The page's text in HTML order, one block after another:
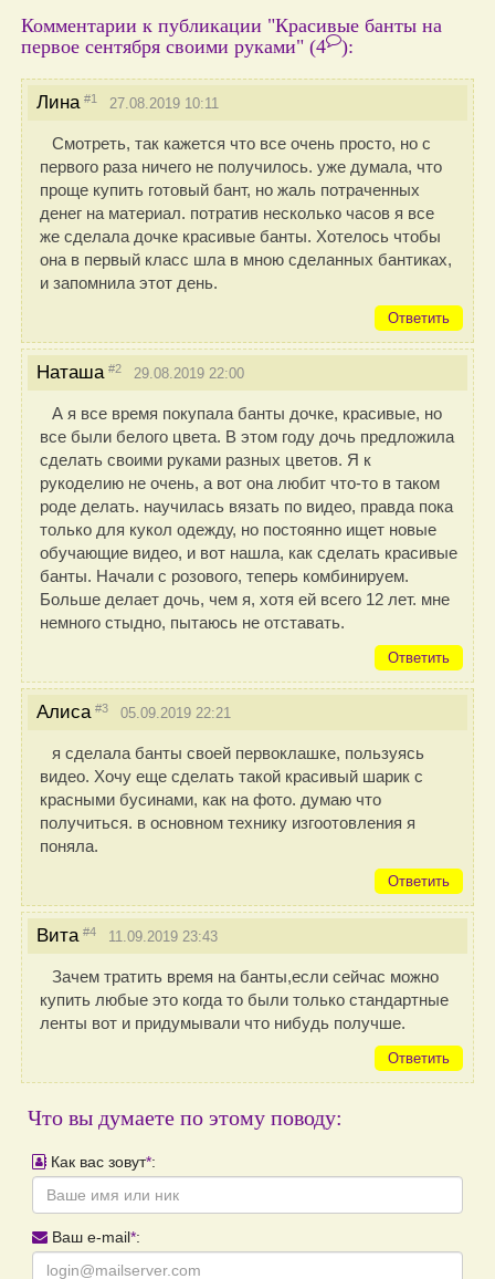
Комментарии к публикации "Красивые банты на
первое сентября своими руками" (4 ):
Лина #1 27.08.2019 10:11
Смотреть, так кажется что все очень просто, но с
первого раза ничего не получилось. уже думала, что
проще купить готовый бант, но жаль потраченных
денег на материал. потратив несколько часов я все
же сделала дочке красивые банты. Хотелось чтобы
она в первый класс шла в мною сделанных бантиках,
и запомнила этот день.
Ответить
Наташа #2 29.08.2019 22:00
А я все время покупала банты дочке, красивые, но
все были белого цвета. В этом году дочь предложила
сделать своими руками разных цветов. Я к
рукоделию не очень, а вот она любит что-то в таком
роде делать. научилась вязать по видео, правда пока
только для кукол одежду, но постоянно ищет новые
обучающие видео, и вот нашла, как сделать красивые
банты. Начали с розового, теперь комбинируем.
Больше делает дочь, чем я, хотя ей всего 12 лет. мне
немного стыдно, пытаюсь не отставать.
Ответить
Алиса #3 05.09.2019 22:21
я сделала банты своей первоклашке, пользуясь
видео. Хочу еще сделать такой красивый шарик с
красными бусинами, как на фото. думаю что
получиться. в основном технику изгоотовления я
поняла.
Ответить
Вита #4 11.09.2019 23:43
Зачем тратить время на банты,если сейчас можно
купить любые это когда то были только стандартные
ленты вот и придумывали что нибудь получше.
Ответить
Что вы думаете по этому поводу:
Как вас зовут*:
Ваш e-mail*: